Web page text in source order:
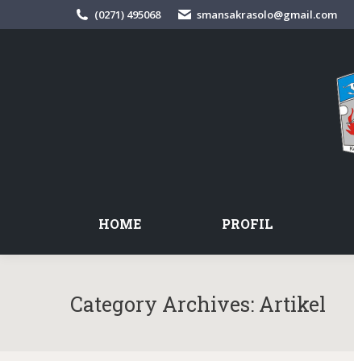
(0271) 495068 smansakrasolo@gmail.com
HOME PROFIL
Category Archives: Artikel